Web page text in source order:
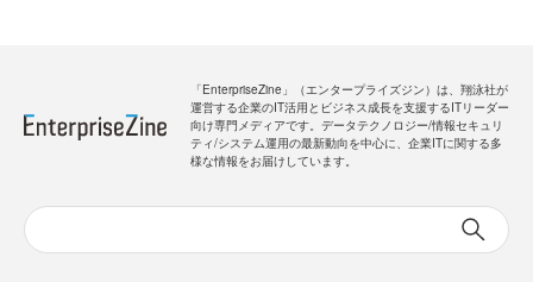
「EnterpriseZine」（エンタープライズジン）は、翔泳社が
運営する企業のIT活用とビジネス成長を支援するITリーダー
向け専門メディアです。データテクノロジー/情報セキュリ
ティ/システム運用の最新動向を中心に、企業ITに関する多
様な情報をお届けしています。